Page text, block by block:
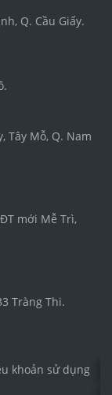
Q. Cầu Giấy.
Hồ.
Tây Mỗ, Q. Nam
mới Mễ Trì,
Tràng Thi.
khoản sử dụng